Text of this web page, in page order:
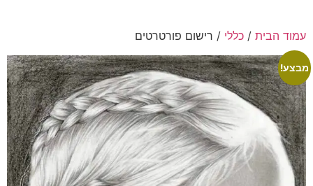
עמוד הבית / כללי / רישום פורטרטים
מבצע!